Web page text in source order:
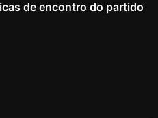
de encontro do partido